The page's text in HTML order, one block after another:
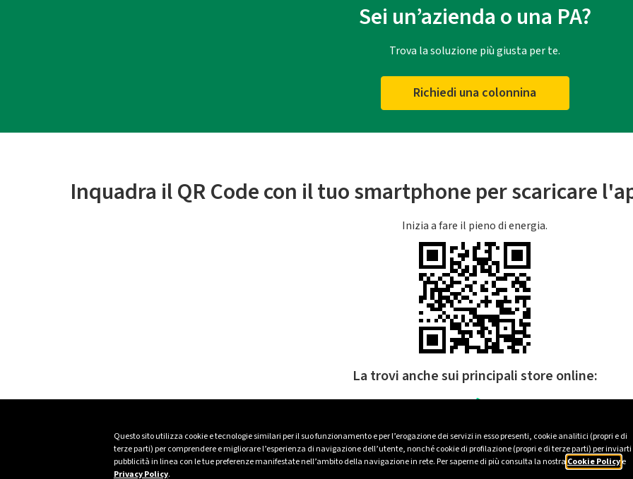
Questo sito utilizza cookie e tecnologie similari per il suo funzionamento e per l’erogazione dei servizi in esso presenti, cookie analitici (propri e di
terze parti) per comprendere e migliorare l’esperienza di navigazione dell’utente, nonché cookie di profilazione (propri e di terze parti) per inviarti
pubblicità in linea con le tue preferenze manifestate nell’ambito della navigazione in rete. Per saperne di più consulta la nostra Cookie Policye
Privacy Policy.
Sei un’azienda o una PA?
Trova la soluzione più giusta per te.
Richiedi una colonnina
Inquadra il QR Code con il tuo smartphone per scaricare
Inizia a fare il pieno di energia.
La trovi anche sui principali store online: